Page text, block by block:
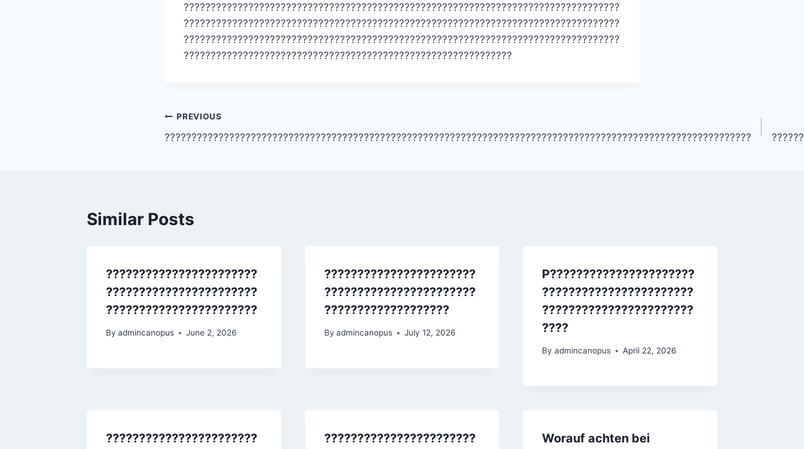
?????????????????????????????????????????????????????????????????????????????????
?????????????????????????????????????????????????????????????????????????????????
?????????????????????????????????????????????????????????????????????????????????
?????????????????????????????????????????????????????????????
Post
navigation
PREVIOUS
?????????????????????????????????????????????????????????????????????????????????????????????????????????????
Similar Posts
???????????????????????
???????????????????????
???????????????????????
By admincanopus June 2, 2026
???????????????????????
???????????????????????
???????????????????
By admincanopus July 12, 2026
P??????????????????????
???????????????????????
???????????????????????
????
By admincanopus April 22, 2026
??????????????????????? ??????????????????????? Worauf achten bei